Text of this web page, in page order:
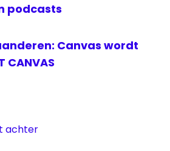
podcasts
Canvas wordt
CANVAS
achter